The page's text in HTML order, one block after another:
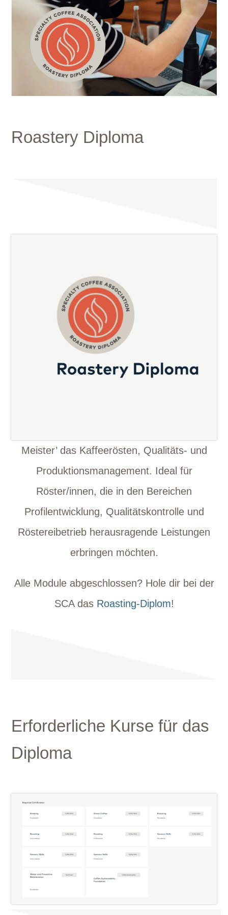
Roastery Diploma
Meister’ das Kaffeerösten, Qualitäts- und
Produktionsmanagement. Ideal für
Röster/innen, die in den Bereichen
Profilentwicklung, Qualitätskontrolle und
Röstereibetrieb herausragende Leistungen
erbringen möchten.
Alle Module abgeschlossen? Hole dir bei der
SCA das Roasting-Diplom!
Erforderliche Kurse für das
Diploma